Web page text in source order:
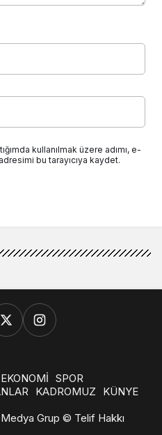
kullanılmak üzere adımı, e-
bu tarayıcıya kaydet.
EKONOMİ SPOR
KADROMUZ
KÜNYE
Grup © Telif Hakkı